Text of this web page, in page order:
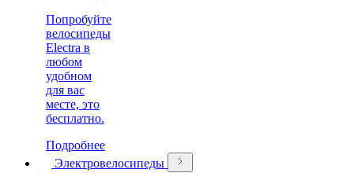
Попробуйте
велосипеды
Electra в
любом
удобном
для вас
месте, это
бесплатно.
Подробнее
Электровелосипеды